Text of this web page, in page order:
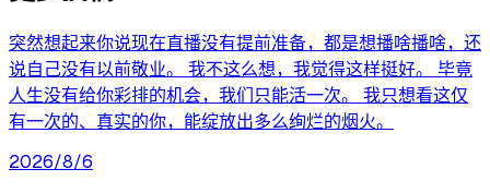
突然想起来你说现在直播没有提前准备，都是想播啥播啥，还
说自己没有以前敬业。 我不这么想，我觉得这样挺好。 毕竟
人生没有给你彩排的机会，我们只能活一次。 我只想看这仅
有一次的、真实的你，能绽放出多么绚烂的烟火。
2026/8/6